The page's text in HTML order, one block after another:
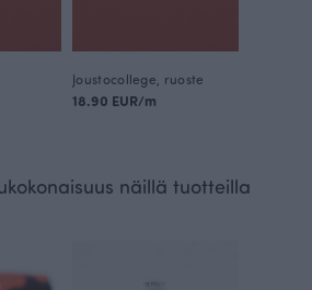
Joustocollege, ruoste
18.90 EUR/m
näillä tuotteilla